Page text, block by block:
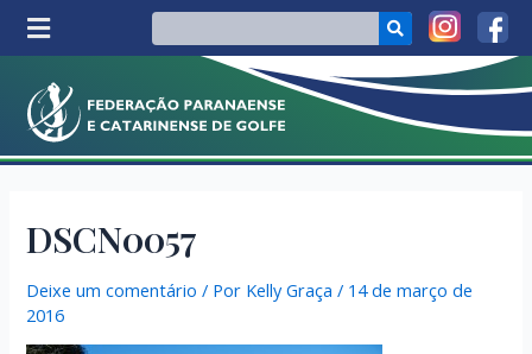
DSCN0057
Deixe um comentário / Por Kelly Graça / 14 de março de
2016